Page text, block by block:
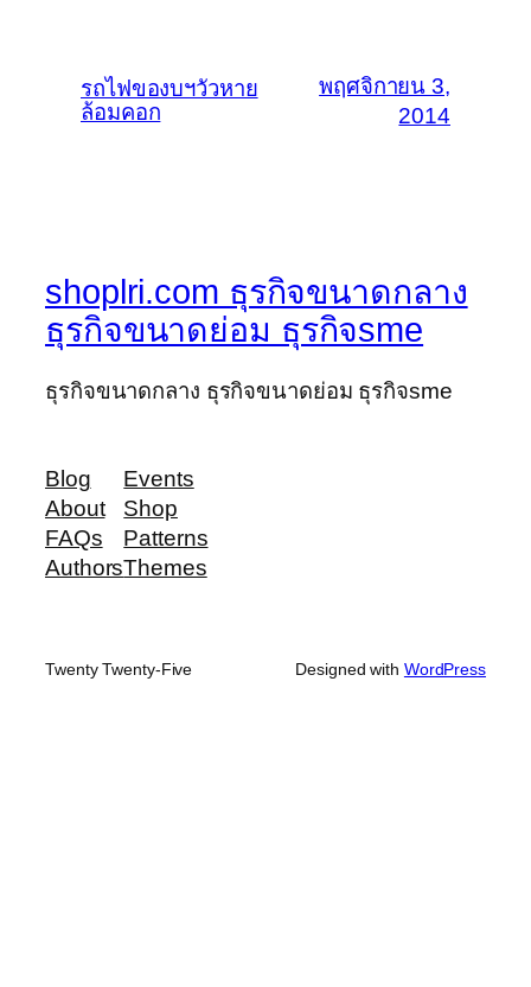
รถไฟของบฯวัวหาย
ล้อมคอก
พฤศจิกายน 3,
2014
shoplri.com ธุรกิจขนาดกลาง
ธุรกิจขนาดย่อม ธุรกิจsme
ธุรกิจขนาดกลาง ธุรกิจขนาดย่อม ธุรกิจsme
Blog
About
FAQs
Authors
Events
Shop
Patterns
Themes
Twenty Twenty-Five Designed with WordPress